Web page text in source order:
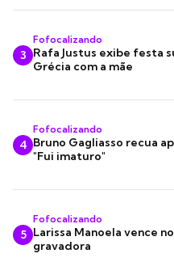
3
Fofocalizando
Rafa Justus exibe festa
Grécia com a mãe
4
Fofocalizando
Bruno Gagliasso recua
"Fui imaturo"
5
Fofocalizando
Larissa Manoela vence
gravadora